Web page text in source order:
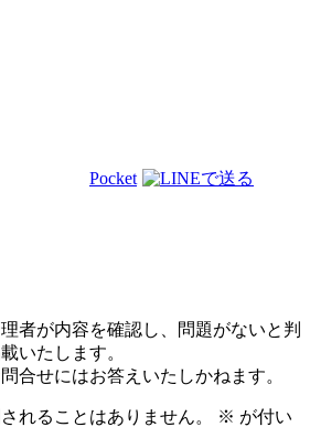
Pocket
者が内容を確認し、問題がないと判
いたします。
合せにはお答えいたしかねます。
れることはありません。 ※ が付い